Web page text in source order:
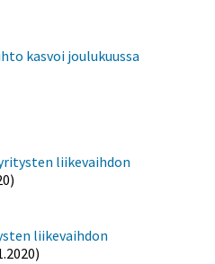
kasvoi joulukuussa
liikevaihdon
liikevaihdon